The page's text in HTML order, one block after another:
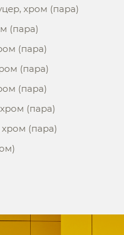
хром (пара)
(пара)
(пара)
(пара)
(пара)
(пара)
хром (пара)